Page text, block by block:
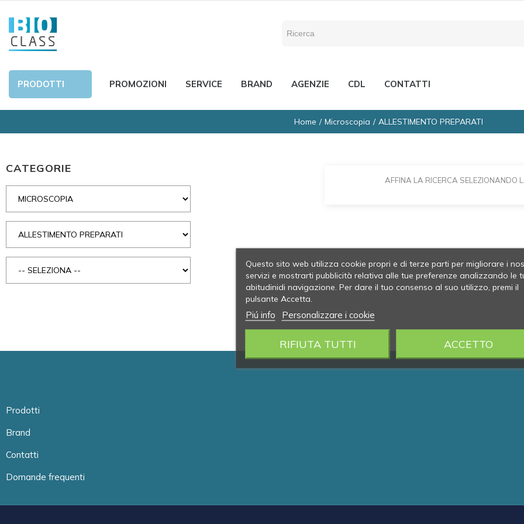
PRODOTTI PROMOZIONI SERVICE BRAND AGENZIE CDL CONTATTI
Home Microscopia ALLESTIMENTO PREPARATI
CATEGORIE
AFFINA LA RICERCA SELEZIONANDO
Prodotti
Brand
Contatti
Domande frequenti
Questo sito web utilizza cookie propri e di terze parti per migliorare i
servizi e mostrarti pubblicità relativa alle tue preferenze analizzando le
abitudinidi navigazione. Per dare il tuo consenso al suo utilizzo, premi il
pulsante Accetta.
Piú info Personalizzare i cookie
RIFIUTA TUTTI ACCETTO